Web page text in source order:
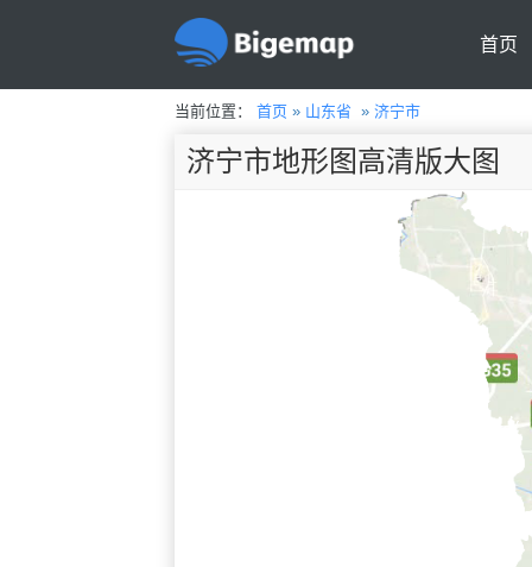
首页
当前位置： 首页» 山东省 » 济宁市
济宁市地形图高清版大图